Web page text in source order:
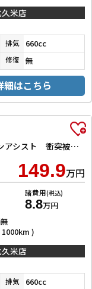
米店
排気 660cc
修復 無
細はこちら
ハイブリッドG クリアランスソナー レーンアシスト 衝突被害軽減システム オートライト スマートキー アイドリングストップ 電動格納ミラー シートヒーター CVT ESC エアコン パワーウィンドウ
149.9万円
諸費用(税込)
8.8万円
)
米店
排気 660cc